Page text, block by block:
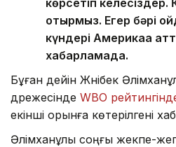
отырмыз. Егер бәрі
күндері Америкаға
хабарламада.
Бұған дейін Жәнібек
дәрежесінде WBO
екінші орынға көтерілгені
Әлімханұлы соңғы жекпе-